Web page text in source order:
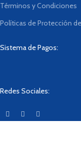
Términos y Condiciones
Políticas de Protección
Sistema de Pagos:
Redes Sociales: